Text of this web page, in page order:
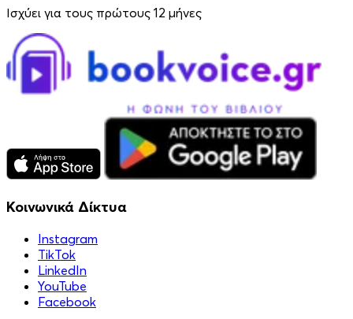
Ισχύει για τους πρώτους 12 μήνες
Κοινωνικά Δίκτυα
Instagram
TikTok
LinkedIn
YouTube
Facebook